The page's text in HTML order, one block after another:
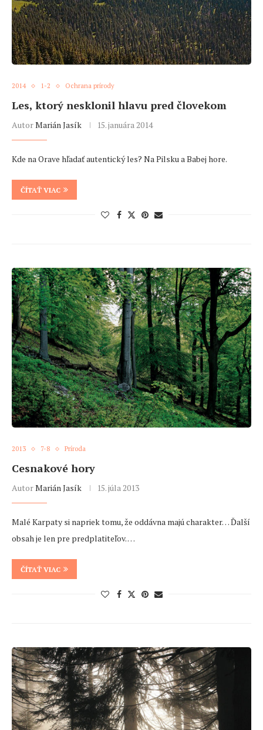
2014 1-2 Ochrana prírody
Les, ktorý nesklonil hlavu pred človekom
AutorMarián Jasík 15. januára 2014
Kde na Orave hľadať autentický les? Na Pilsku a Babej hore.
ČÍTAŤ VIAC
2013 7-8 Príroda
Cesnakové hory
AutorMarián Jasík 15. júla 2013
Malé Karpaty si napriek tomu, že oddávna majú charakter… Ďalší
obsah je len pre predplatiteľov. …
ČÍTAŤ VIAC